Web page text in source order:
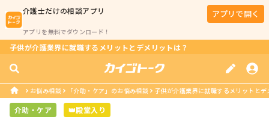
介護士だけの相談アプリ
アプリを無料でダウンロード！
アプリで開く
子供が介護業界に就職するメリットとデメリットは？
お悩み相談 「介助・ケア」のお悩み相談 子供が介護業界に就職するメリットと
介助・ケア 👑殿堂入り